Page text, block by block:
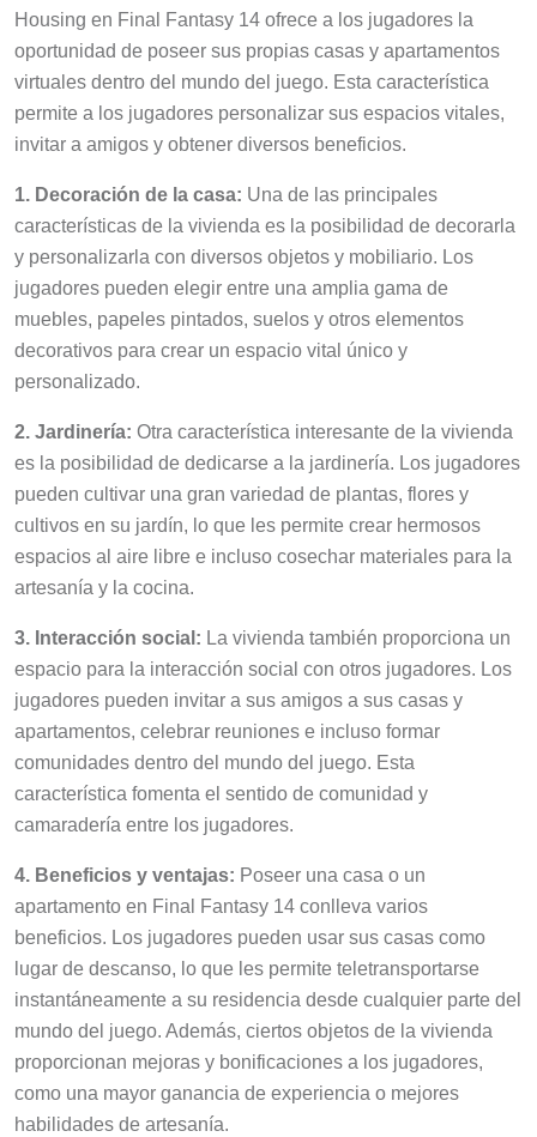
Housing en Final Fantasy 14 ofrece a los jugadores la
oportunidad de poseer sus propias casas y apartamentos
virtuales dentro del mundo del juego. Esta característica
permite a los jugadores personalizar sus espacios vitales,
invitar a amigos y obtener diversos beneficios.
1. Decoración de la casa: Una de las principales
características de la vivienda es la posibilidad de decorarla
y personalizarla con diversos objetos y mobiliario. Los
jugadores pueden elegir entre una amplia gama de
muebles, papeles pintados, suelos y otros elementos
decorativos para crear un espacio vital único y
personalizado.
2. Jardinería: Otra característica interesante de la vivienda
es la posibilidad de dedicarse a la jardinería. Los jugadores
pueden cultivar una gran variedad de plantas, flores y
cultivos en su jardín, lo que les permite crear hermosos
espacios al aire libre e incluso cosechar materiales para la
artesanía y la cocina.
3. Interacción social: La vivienda también proporciona un
espacio para la interacción social con otros jugadores. Los
jugadores pueden invitar a sus amigos a sus casas y
apartamentos, celebrar reuniones e incluso formar
comunidades dentro del mundo del juego. Esta
característica fomenta el sentido de comunidad y
camaradería entre los jugadores.
4. Beneficios y ventajas: Poseer una casa o un
apartamento en Final Fantasy 14 conlleva varios
beneficios. Los jugadores pueden usar sus casas como
lugar de descanso, lo que les permite teletransportarse
instantáneamente a su residencia desde cualquier parte del
mundo del juego. Además, ciertos objetos de la vivienda
proporcionan mejoras y bonificaciones a los jugadores,
como una mayor ganancia de experiencia o mejores
habilidades de artesanía.